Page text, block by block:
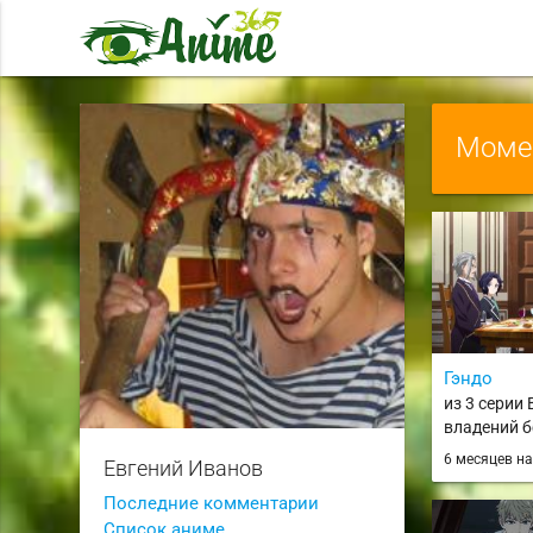
Евгений Иванов
Последние комментарии
Гэндо
из 3 серии
владений
крепость
6 месяцев